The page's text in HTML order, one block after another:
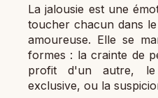
La jalousie est une
toucher chacun dans
amoureuse. Elle se
formes : la crainte de
profit d'un autre, le
exclusive, ou la